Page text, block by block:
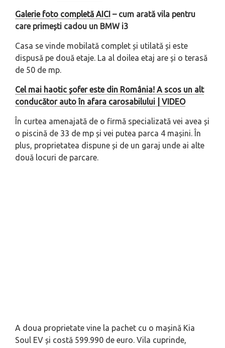
Galerie foto completă AICI – cum arată vila pentru
care primești cadou un BMW i3
Casa se vinde mobilată complet și utilată și este
dispusă pe două etaje. La al doilea etaj are și o terasă
de 50 de mp.
Cel mai haotic șofer este din România! A scos un alt
conducător auto în afara carosabilului | VIDEO
În curtea amenajată de o firmă specializată vei avea și
o piscină de 33 de mp și vei putea parca 4 mașini. În
plus, proprietatea dispune și de un garaj unde ai alte
două locuri de parcare.
A doua proprietate vine la pachet cu o mașină Kia
Soul EV și costă 599.990 de euro. Vila cuprinde,